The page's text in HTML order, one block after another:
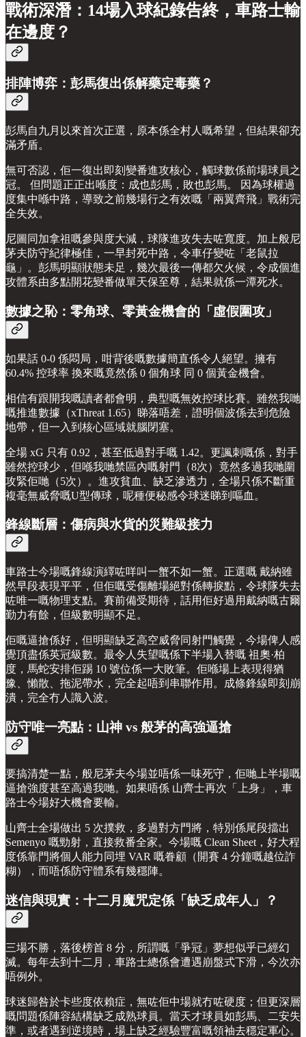
戰術深潛：14場入球紀錄告終，車路士輸
在邊度？
排陣博弈：彭馬復出係解藥定毒藥？
彭馬自九月以來首次正選，原本係全村人嘅希望，但結果卻充
滿矛盾。
無可否認，佢一復出即刻變番進攻核心，觸球數係前場球員之
冠。 但問題正正出喺度：成也彭馬，敗也彭馬。 因為球權過
度集中喺中路，導致之前幾場行之有效嘅「兩翼齊飛」戰術完
全失效。
尼圖同加拿祖嘅參與度大減，球隊進攻失去咗寬度。加上般尼
茅夫防守紀律極佳，一早封死中路，令車仔變咗「老鼠拉
龜」。彭馬明顯狀態未足，幾次最後一傳都欠火候，令成個進
攻體系由多點開花變番做單天保至尊，結果就係一潭死水。
數據之恥：零角球、零黃金機會的「虛假圍攻」
如果話 0-0 係悶局，咁背後嘅數據簡直係令人絕望。擁有
60.4% 控球率 換來嘅竟然係 0 個角球 同 0 個黃金機會。
相信有跟開我嘅讀者都會明，典型嘅無效控球比賽。雖然我哋
嘅推進數據（xThreat 1.65）睇落唔差，證明個波係去到危險
地帶，但一入到核心區域就腦閉塞。
全場 xG 只有 0.92，甚至低過對手嘅 1.42。更諷刺嘅係，對手
雖然控球少，但喺我哋禁區內嘅射門（8次）竟然多過我哋圍
攻緊佢哋（5次）。進攻貧血、缺乏滲透力，全場只係不斷重
複毫無威脅嘅U型傳球，呢種便秘感令球迷睇到嘔血。
鋒線斷層：傷病與水貨的災難級接力
車路士今場嘅鋒線演繹咗咩叫一蟹不如一蟹。正選嘅 戴納雖
然早段表現平平，但佢嘅受傷離場絕對係轉捩點，令球隊失去
咗唯一嘅物理支點。賽前備受期待，話用佢好過用戴納嘅古爾
勤力有餘，但級數明顯不足。
佢嘅逼搶係好，但明顯缺乏高空威脅同射門觸覺，今場俾人感
覺頂盡係英冠級數。最令人失望嘅係下半場入替嘅 祖奧·柏
度，馬蛇安排佢踢 10 號位係一大敗筆。佢喺場上表現得猶
豫、懶散、拖泥帶水，完全起唔到串聯作用。成條鋒線即刻崩
潰，完全冇人識入波。
防守唯一亮點：山神 vs 般茅的高強逼搶
要搞清楚一點，般尼茅夫今場並唔係一味死守，佢哋上半場嘅
逼搶強度甚至高過我哋。如果唔係 山齊士再次「上身」，車
路士今場好大機會要輸。
山齊士全場做出 5 次撲救，多過對方門將，特別係尾段擋出
Semenyo 嘅勁射，直接救番全家。今場嘅 Clean Sheet，好大程
度係靠門將個人能力同埋 VAR 嘅眷顧（開賽 4 分鐘嘅越位詐
糊），而唔係防守體系有幾穩陣。
迷信與現實：十二月魔咒定係「缺乏成年人」？
三場不勝，落後榜首 8 分，所謂嘅「爭冠」夢想似乎已經幻
滅。每年去到十二月，車路士總係會遭遇崩盤式下滑，今次亦
唔例外。
球迷歸咎於卡些度依賴症，無咗佢中場就冇咗硬度；但更深層
嘅問題係陣容結構缺乏成熟球員。當天才球員如彭馬、二安失
準，或者遇到逆境時，場上缺乏經驗豐富嘅領袖去穩定軍心。